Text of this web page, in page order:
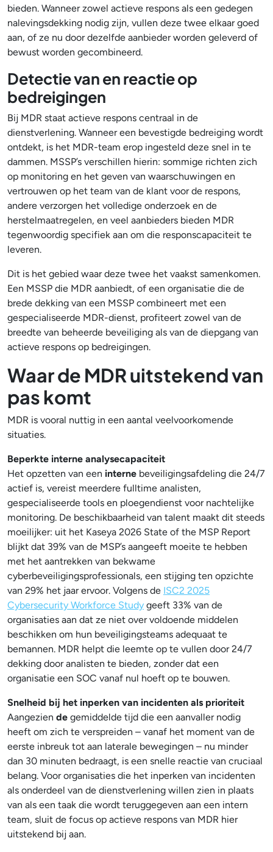
bieden. Wanneer zowel actieve respons als een gedegen
nalevingsdekking nodig zijn, vullen deze twee elkaar goed
aan, of ze nu door dezelfde aanbieder worden geleverd of
bewust worden gecombineerd.
Detectie van en reactie op
bedreigingen
Bij MDR staat actieve respons centraal in de
dienstverlening. Wanneer een bevestigde bedreiging wordt
ontdekt, is het MDR-team erop ingesteld deze snel in te
dammen. MSSP’s verschillen hierin: sommige richten zich
op monitoring en het geven van waarschuwingen en
vertrouwen op het team van de klant voor de respons,
andere verzorgen het volledige onderzoek en de
herstelmaatregelen, en veel aanbieders bieden MDR
tegenwoordig specifiek aan om die responscapaciteit te
leveren.
Dit is het gebied waar deze twee het vaakst samenkomen.
Een MSSP die MDR aanbiedt, of een organisatie die de
brede dekking van een MSSP combineert met een
gespecialiseerde MDR-dienst, profiteert zowel van de
breedte van beheerde beveiliging als van de diepgang van
actieve respons op bedreigingen.
Waar de MDR uitstekend van
pas komt
MDR is vooral nuttig in een aantal veelvoorkomende
situaties.
Beperkte interne analysecapaciteit
Het opzetten van een interne beveiligingsafdeling die 24/7
actief is, vereist meerdere fulltime analisten,
gespecialiseerde tools en ploegendienst voor nachtelijke
monitoring. De beschikbaarheid van talent maakt dit steeds
moeilijker: uit het Kaseya 2026 State of the MSP Report
blijkt dat 39% van de MSP’s aangeeft moeite te hebben
met het aantrekken van bekwame
cyberbeveiligingsprofessionals, een stijging ten opzichte
van 29% het jaar ervoor. Volgens de ISC2 2025
Cybersecurity Workforce Study geeft 33% van de
organisaties aan dat ze niet over voldoende middelen
beschikken om hun beveiligingsteams adequaat te
bemannen. MDR helpt die leemte op te vullen door 24/7
dekking door analisten te bieden, zonder dat een
organisatie een SOC vanaf nul hoeft op te bouwen.
Snelheid bij het inperken van incidenten als prioriteit
Aangezien de gemiddelde tijd die een aanvaller nodig
heeft om zich te verspreiden – vanaf het moment van de
eerste inbreuk tot aan laterale bewegingen – nu minder
dan 30 minuten bedraagt, is een snelle reactie van cruciaal
belang. Voor organisaties die het inperken van incidenten
als onderdeel van de dienstverlening willen zien in plaats
van als een taak die wordt teruggegeven aan een intern
team, sluit de focus op actieve respons van MDR hier
uitstekend bij aan.